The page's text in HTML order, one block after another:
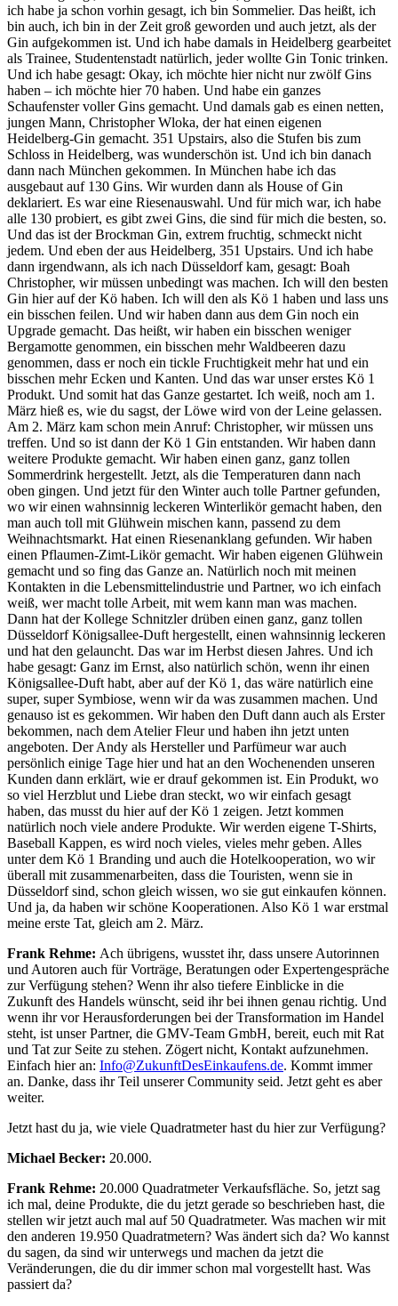
ich habe ja schon vorhin gesagt, ich bin Sommelier. Das heißt, ich
bin auch, ich bin in der Zeit groß geworden und auch jetzt, als der
Gin aufgekommen ist. Und ich habe damals in Heidelberg gearbeitet
als Trainee, Studentenstadt natürlich, jeder wollte Gin Tonic trinken.
Und ich habe gesagt: Okay, ich möchte hier nicht nur zwölf Gins
haben – ich möchte hier 70 haben. Und habe ein ganzes
Schaufenster voller Gins gemacht. Und damals gab es einen netten,
jungen Mann, Christopher Wloka, der hat einen eigenen
Heidelberg-Gin gemacht. 351 Upstairs, also die Stufen bis zum
Schloss in Heidelberg, was wunderschön ist. Und ich bin danach
dann nach München gekommen. In München habe ich das
ausgebaut auf 130 Gins. Wir wurden dann als House of Gin
deklariert. Es war eine Riesenauswahl. Und für mich war, ich habe
alle 130 probiert, es gibt zwei Gins, die sind für mich die besten, so.
Und das ist der Brockman Gin, extrem fruchtig, schmeckt nicht
jedem. Und eben der aus Heidelberg, 351 Upstairs. Und ich habe
dann irgendwann, als ich nach Düsseldorf kam, gesagt: Boah
Christopher, wir müssen unbedingt was machen. Ich will den besten
Gin hier auf der Kö haben. Ich will den als Kö 1 haben und lass uns
ein bisschen feilen. Und wir haben dann aus dem Gin noch ein
Upgrade gemacht. Das heißt, wir haben ein bisschen weniger
Bergamotte genommen, ein bisschen mehr Waldbeeren dazu
genommen, dass er noch ein tickle Fruchtigkeit mehr hat und ein
bisschen mehr Ecken und Kanten. Und das war unser erstes Kö 1
Produkt. Und somit hat das Ganze gestartet. Ich weiß, noch am 1.
März hieß es, wie du sagst, der Löwe wird von der Leine gelassen.
Am 2. März kam schon mein Anruf: Christopher, wir müssen uns
treffen. Und so ist dann der Kö 1 Gin entstanden. Wir haben dann
weitere Produkte gemacht. Wir haben einen ganz, ganz tollen
Sommerdrink hergestellt. Jetzt, als die Temperaturen dann nach
oben gingen. Und jetzt für den Winter auch tolle Partner gefunden,
wo wir einen wahnsinnig leckeren Winterlikör gemacht haben, den
man auch toll mit Glühwein mischen kann, passend zu dem
Weihnachtsmarkt. Hat einen Riesenanklang gefunden. Wir haben
einen Pflaumen-Zimt-Likör gemacht. Wir haben eigenen Glühwein
gemacht und so fing das Ganze an. Natürlich noch mit meinen
Kontakten in die Lebensmittelindustrie und Partner, wo ich einfach
weiß, wer macht tolle Arbeit, mit wem kann man was machen.
Dann hat der Kollege Schnitzler drüben einen ganz, ganz tollen
Düsseldorf Königsallee-Duft hergestellt, einen wahnsinnig leckeren
und hat den gelauncht. Das war im Herbst diesen Jahres. Und ich
habe gesagt: Ganz im Ernst, also natürlich schön, wenn ihr einen
Königsallee-Duft habt, aber auf der Kö 1, das wäre natürlich eine
super, super Symbiose, wenn wir da was zusammen machen. Und
genauso ist es gekommen. Wir haben den Duft dann auch als Erster
bekommen, nach dem Atelier Fleur und haben ihn jetzt unten
angeboten. Der Andy als Hersteller und Parfümeur war auch
persönlich einige Tage hier und hat an den Wochenenden unseren
Kunden dann erklärt, wie er drauf gekommen ist. Ein Produkt, wo
so viel Herzblut und Liebe dran steckt, wo wir einfach gesagt
haben, das musst du hier auf der Kö 1 zeigen. Jetzt kommen
natürlich noch viele andere Produkte. Wir werden eigene T-Shirts,
Baseball Kappen, es wird noch vieles, vieles mehr geben. Alles
unter dem Kö 1 Branding und auch die Hotelkooperation, wo wir
überall mit zusammenarbeiten, dass die Touristen, wenn sie in
Düsseldorf sind, schon gleich wissen, wo sie gut einkaufen können.
Und ja, da haben wir schöne Kooperationen. Also Kö 1 war erstmal
meine erste Tat, gleich am 2. März.
Frank Rehme: Ach übrigens, wusstet ihr, dass unsere Autorinnen
und Autoren auch für Vorträge, Beratungen oder Expertengespräche
zur Verfügung stehen? Wenn ihr also tiefere Einblicke in die
Zukunft des Handels wünscht, seid ihr bei ihnen genau richtig. Und
wenn ihr vor Herausforderungen bei der Transformation im Handel
steht, ist unser Partner, die GMV-Team GmbH, bereit, euch mit Rat
und Tat zur Seite zu stehen. Zögert nicht, Kontakt aufzunehmen.
Einfach hier an: Info@ZukunftDesEinkaufens.de. Kommt immer
an. Danke, dass ihr Teil unserer Community seid. Jetzt geht es aber
weiter.
Jetzt hast du ja, wie viele Quadratmeter hast du hier zur Verfügung?
Michael Becker: 20.000.
Frank Rehme: 20.000 Quadratmeter Verkaufsfläche. So, jetzt sag
ich mal, deine Produkte, die du jetzt gerade so beschrieben hast, die
stellen wir jetzt auch mal auf 50 Quadratmeter. Was machen wir mit
den anderen 19.950 Quadratmetern? Was ändert sich da? Wo kannst
du sagen, da sind wir unterwegs und machen da jetzt die
Veränderungen, die du dir immer schon mal vorgestellt hast. Was
passiert da?